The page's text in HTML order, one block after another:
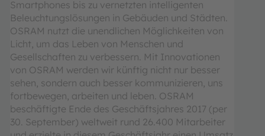
Smartphones bis zu vernetzten intelligenten
Beleuchtungslösungen in Gebäuden und Städten.
OSRAM nutzt die unendlichen Möglichkeiten von
Licht, um das Leben von Menschen und
Gesellschaften zu verbessern. Mit Innovationen
von OSRAM werden wir künftig nicht nur besser
sehen, sondern auch besser kommunizieren, uns
fortbewegen, arbeiten und leben. OSRAM
beschäftigte Ende des Geschäftsjahres 2017 (per
30. September) weltweit rund 26.400 Mitarbeiter